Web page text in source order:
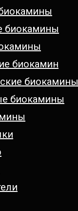
биокамины
биокамин
биокамины
биокамины